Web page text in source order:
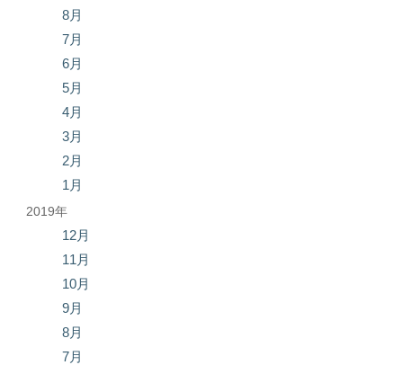
8月
7月
6月
5月
4月
3月
2月
1月
2019年
12月
11月
10月
9月
8月
7月